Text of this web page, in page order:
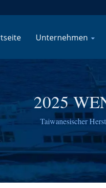
Unternehmen
2025
Taiwanesischer